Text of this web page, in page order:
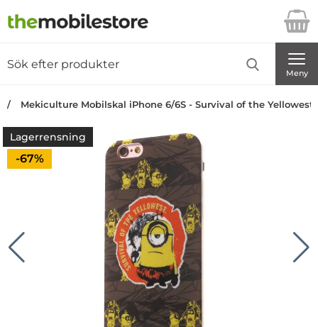
Startsidan för Danira Telecom AB
Meny
Mekiculture Mobilskal iPhone 6/6S - Survival of the Yellowest
Lagerrensning
Priset är nedsatt med
-67%